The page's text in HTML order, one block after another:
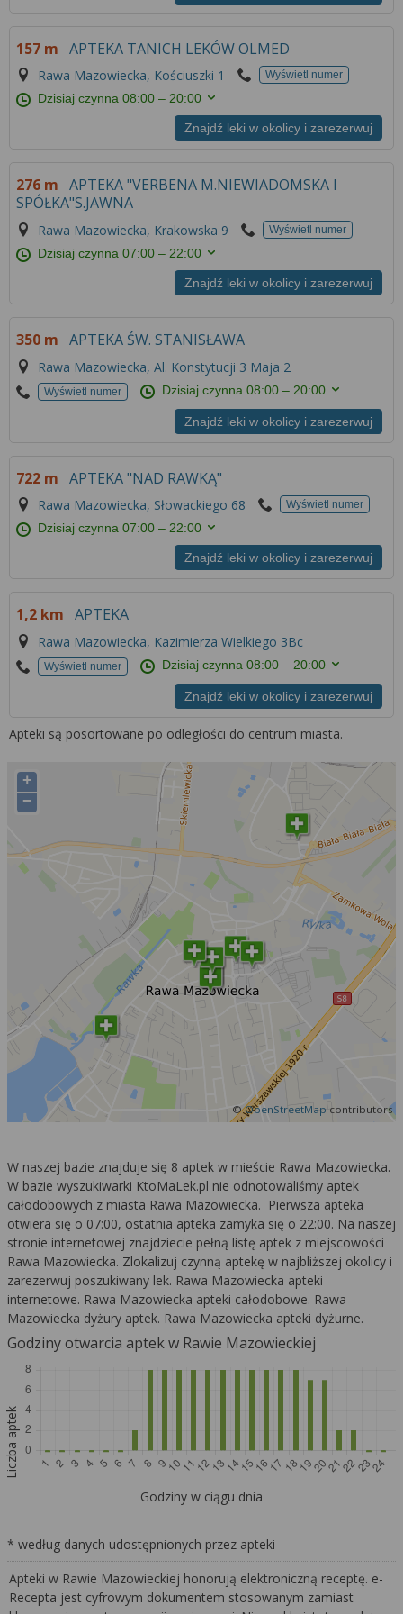
157 m APTEKA TANICH LEKÓW OLMED
Rawa Mazowiecka, Kościuszki 1 Wyświetl numer
Dzisiaj czynna08:00 – 20:00
Znajdź leki w okolicy i zarezerwuj
276 m APTEKA "VERBENA M.NIEWIADOMSKA I
SPÓŁKA"S.JAWNA
Rawa Mazowiecka, Krakowska 9 Wyświetl numer
Dzisiaj czynna07:00 – 22:00
Znajdź leki w okolicy i zarezerwuj
350 m APTEKA ŚW. STANISŁAWA
Rawa Mazowiecka, Al. Konstytucji 3 Maja 2
Wyświetl numer Dzisiaj czynna08:00 – 20:00
Znajdź leki w okolicy i zarezerwuj
722 m APTEKA "NAD RAWKĄ"
Rawa Mazowiecka, Słowackiego 68 Wyświetl numer
Dzisiaj czynna07:00 – 22:00
Znajdź leki w okolicy i zarezerwuj
1,2 km APTEKA
Rawa Mazowiecka, Kazimierza Wielkiego 3Bc
Wyświetl numer Dzisiaj czynna08:00 – 20:00
Znajdź leki w okolicy i zarezerwuj
Apteki są posortowane po odległości do centrum miasta.
+
−
©OpenStreetMap contributors
W naszej bazie znajduje się 8 aptek w mieście Rawa Mazowiecka.
W bazie wyszukiwarki KtoMaLek.pl nie odnotowaliśmy aptek
całodobowych z miasta Rawa Mazowiecka. Pierwsza apteka
otwiera się o 07:00, ostatnia apteka zamyka się o 22:00. Na naszej
stronie internetowej znajdziecie pełną listę aptek z miejscowości
Rawa Mazowiecka. Zlokalizuj czynną aptekę w najbliższej okolicy i
zarezerwuj poszukiwany lek. Rawa Mazowiecka apteki
internetowe. Rawa Mazowiecka apteki całodobowe. Rawa
Mazowiecka dyżury aptek. Rawa Mazowiecka apteki dyżurne.
Godziny otwarcia aptek w Rawie Mazowieckiej
Liczba aptek
Godziny w ciągu dnia
* według danych udostępnionych przez apteki
Apteki w Rawie Mazowieckiej honorują elektroniczną receptę. e-
Recepta jest cyfrowym dokumentem stosowanym zamiast
Więcej informacji na temat wykorzystywania
znajdziesz wRegulaminie Serwisu.